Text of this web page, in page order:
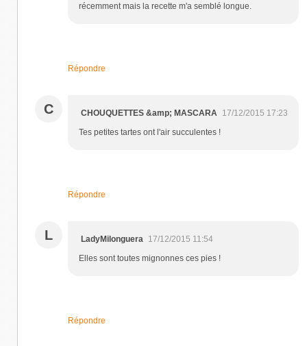
récemment mais la recette m'a semblé longue.
Répondre
C CHOUQUETTES &amp; MASCARA
17/12/2015 17:23
Tes petites tartes ont l'air succulentes !
Répondre
L LadyMilonguera
17/12/2015 11:54
Elles sont toutes mignonnes ces pies !
Répondre